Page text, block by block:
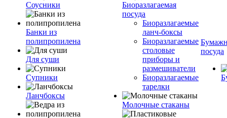
Соусники
Банки из
полипропилена
Для суши
Супники
Ланчбоксы
Биоразлагаемая
посуда
Биоразлагаемые
ланч-боксы
Биоразлагаемые
столовые
приборы и
размешиватели
Биоразлагаемые
тарелки
Молочные стаканы
посуда